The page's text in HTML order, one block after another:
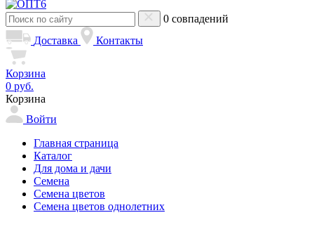
0 совпадений
Доставка
Контакты
Корзина
0 руб.
Корзина
Войти
Главная страница
Каталог
Для дома и дачи
Семена
Семена цветов
Семена цветов однолетних